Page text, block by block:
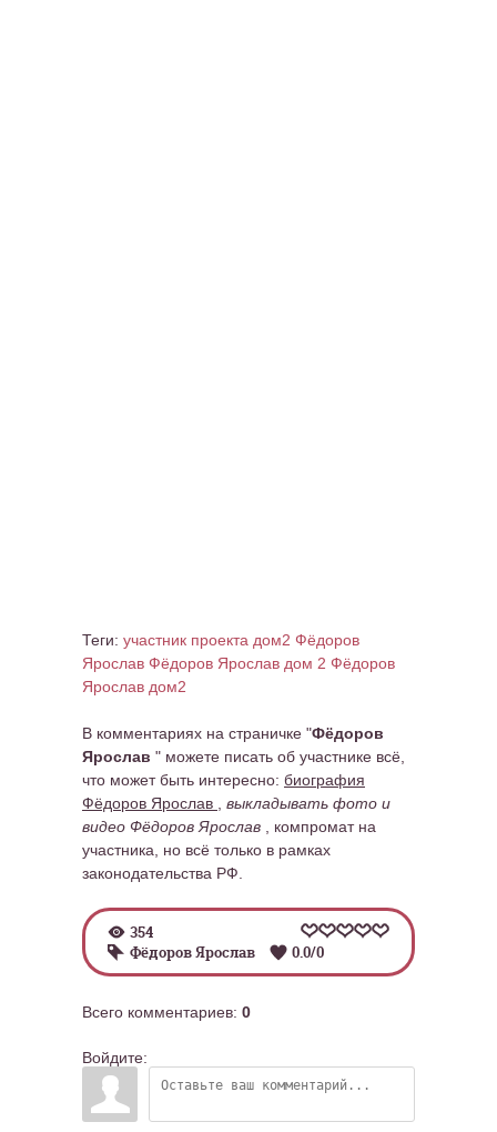
Теги: участник проекта дом2 Фёдоров
Ярослав Фёдоров Ярослав дом 2 Фёдоров
Ярослав дом2
В комментариях на страничке "Фёдоров
Ярослав " можете писать об участнике всё,
что может быть интересно: биография
Фёдоров Ярослав
выкладывать фото и
видео Фёдоров Ярослав
, компромат на
участника, но всё только в рамках
законодательства РФ.
354
Фёдоров Ярослав
0.0/0
Всего комментариев: 0
Войдите: